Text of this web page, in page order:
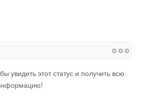
увидеть этот статус и получить всю